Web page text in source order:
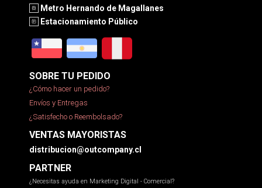
Metro Hernando de Magallanes
Estacionamiento Público
SOBRE TU PEDIDO
¿Cómo hacer un pedido?
Envíos y Entregas
¿Satisfecho o Reembolsado?
VENTAS MAYORISTAS
distribucion@outcompany.cl
PARTNER
¿Necesitas ayuda en Marketing Digital - Comercial?